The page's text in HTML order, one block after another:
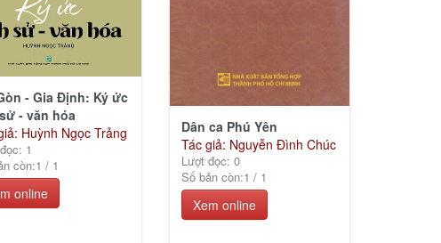
- Gia Định: Ký ức
- văn hóa
Huỳnh Ngọc Trảng
1
còn:1 /1
online
Dân ca Phú Yên
Tác giả: Nguyễn Đình Chúc
Lượt đọc: 0
Số bản còn:1 /1
Xem online